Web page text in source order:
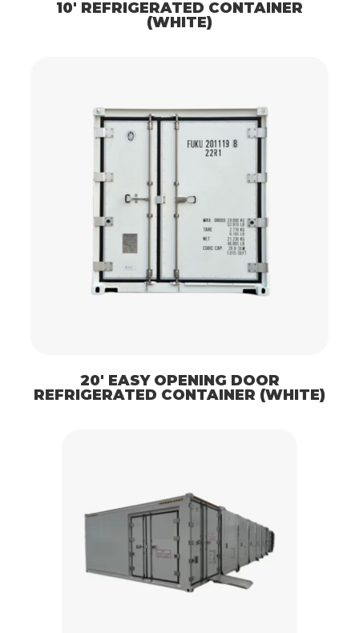
10′ REFRIGERATED CONTAINER
(WHITE)
20′ EASY OPENING DOOR
REFRIGERATED CONTAINER (WHITE)